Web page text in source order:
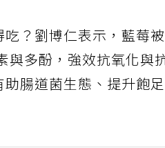
？劉博仁表示，藍莓
與多酚，強效抗氧化與
腸道菌生態、提升飽